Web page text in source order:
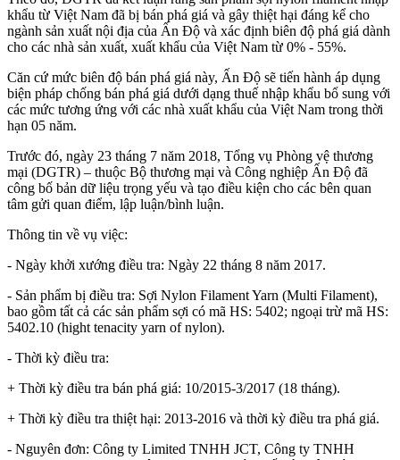
khẩu từ Việt Nam đã bị bán phá giá và gây thiệt hại đáng kể cho
ngành sản xuất nội địa của Ấn Độ và xác định biên độ phá giá dành
cho các nhà sản xuất, xuất khẩu của Việt Nam từ 0% - 55%.
Căn cứ mức biên độ bán phá giá này, Ấn Độ sẽ tiến hành áp dụng
biện pháp chống bán phá giá dưới dạng thuế nhập khẩu bổ sung với
các mức tương ứng với các nhà xuất khẩu của Việt Nam trong thời
hạn 05 năm.
Trước đó, ngày 23 tháng 7 năm 2018, Tổng vụ Phòng vệ thương
mại (DGTR) – thuộc Bộ thương mại và Công nghiệp Ấn Độ đã
công bố bản dữ liệu trọng yếu và tạo điều kiện cho các bên quan
tâm gửi quan điểm, lập luận/bình luận.
Thông tin về vụ việc:
- Ngày khởi xướng điều tra: Ngày 22 tháng 8 năm 2017.
- Sản phẩm bị điều tra: Sợi Nylon Filament Yarn (Multi Filament),
bao gồm tất cả các sản phẩm sợi có mã HS: 5402; ngoại trừ mã HS:
5402.10 (hight tenacity yarn of nylon).
- Thời kỳ điều tra:
+ Thời kỳ điều tra bán phá giá: 10/2015-3/2017 (18 tháng).
+ Thời kỳ điều tra thiệt hại: 2013-2016 và thời kỳ điều tra phá giá.
- Nguyên đơn: Công ty Limited TNHH JCT, Công ty TNHH